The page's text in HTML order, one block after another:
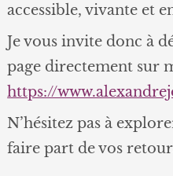
accessible, vivante et
Je vous invite donc à
page directement sur
https://
N’hésitez pas à
faire part de vos